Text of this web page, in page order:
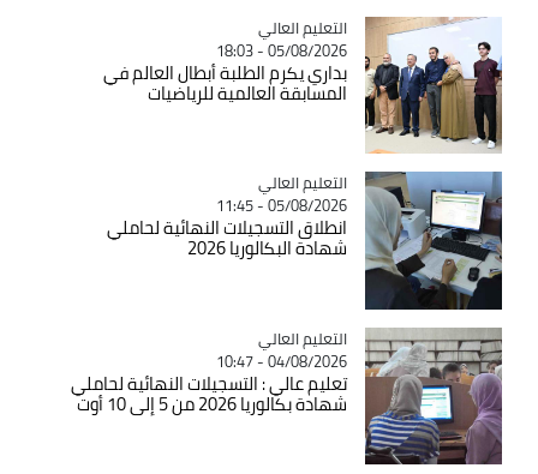
Catégorie
التعليم العالي
05/08/2026 - 18:03
بداري يكرم الطلبة أبطال العالم في
المسابقة العالمية للرياضيات
Catégorie
التعليم العالي
05/08/2026 - 11:45
انطلاق التسجيلات النهائية لحاملي
شهادة البكالوريا 2026
Catégorie
التعليم العالي
04/08/2026 - 10:47
تعليم عالي : التسجيلات النهائية لحاملي
شهادة بكالوريا 2026 من 5 إلى 10 أوت